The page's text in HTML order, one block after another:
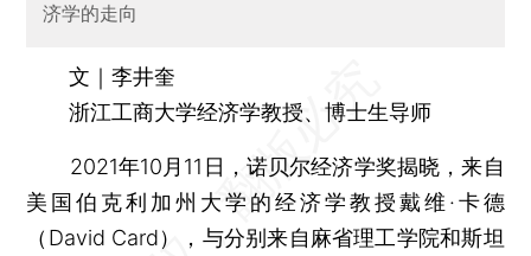
济学的走向
文｜李井奎
浙江工商大学经济学教授、博士生导师
2021年10月11日，诺贝尔经济学奖揭晓，来自
美国伯克利加州大学的经济学教授戴维·卡德
（David Card），与分别来自麻省理工学院和斯坦